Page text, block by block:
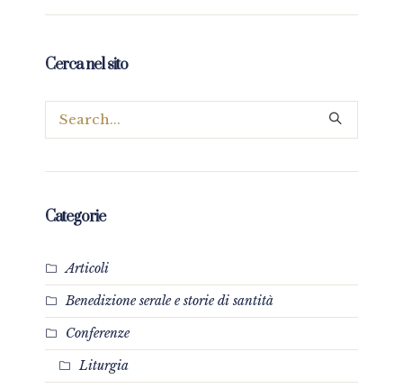
Cerca nel sito
Categorie
Articoli
Benedizione serale e storie di santità
Conferenze
Liturgia